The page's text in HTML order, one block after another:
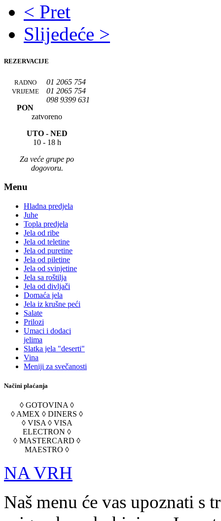
< Pret
Slijedeće >
REZERVACIJE
01 2065 754
01 2065 754
098 9399 631
RADNO
VRIJEME
PON
zatvoreno
UTO - NED
10 - 18 h
Za veće grupe po
dogovoru.
Menu
Hladna predjela
Juhe
Topla predjela
Jela od ribe
Jela od teletine
Jela od puretine
Jela od piletine
Jela od svinjetine
Jela sa roštilja
Jela od divljači
Domaća jela
Jela iz krušne peći
Salate
Prilozi
Umaci i dodaci
jelima
Slatka jela "deserti"
Vina
Meniji za svečanosti
Načini plaćanja
◊ GOTOVINA ◊
◊ AMEX ◊ DINERS ◊
◊ VISA ◊ VISA
ELECTRON ◊
◊ MASTERCARD ◊
MAESTRO ◊
NA VRH
Naš menu će vas upoznati s